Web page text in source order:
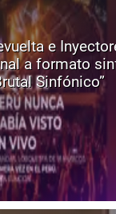
e
a formato
Sinfónico”